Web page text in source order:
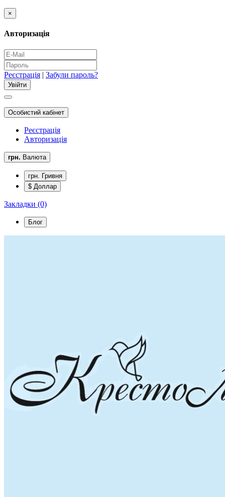
×
Авторизація
Реєстрація | Забули пароль?
Особистий кабінет
Реєстрація
Авторизація
грн. Валюта
грн. Гривня
$ Доллар
Закладки (0)
Блог